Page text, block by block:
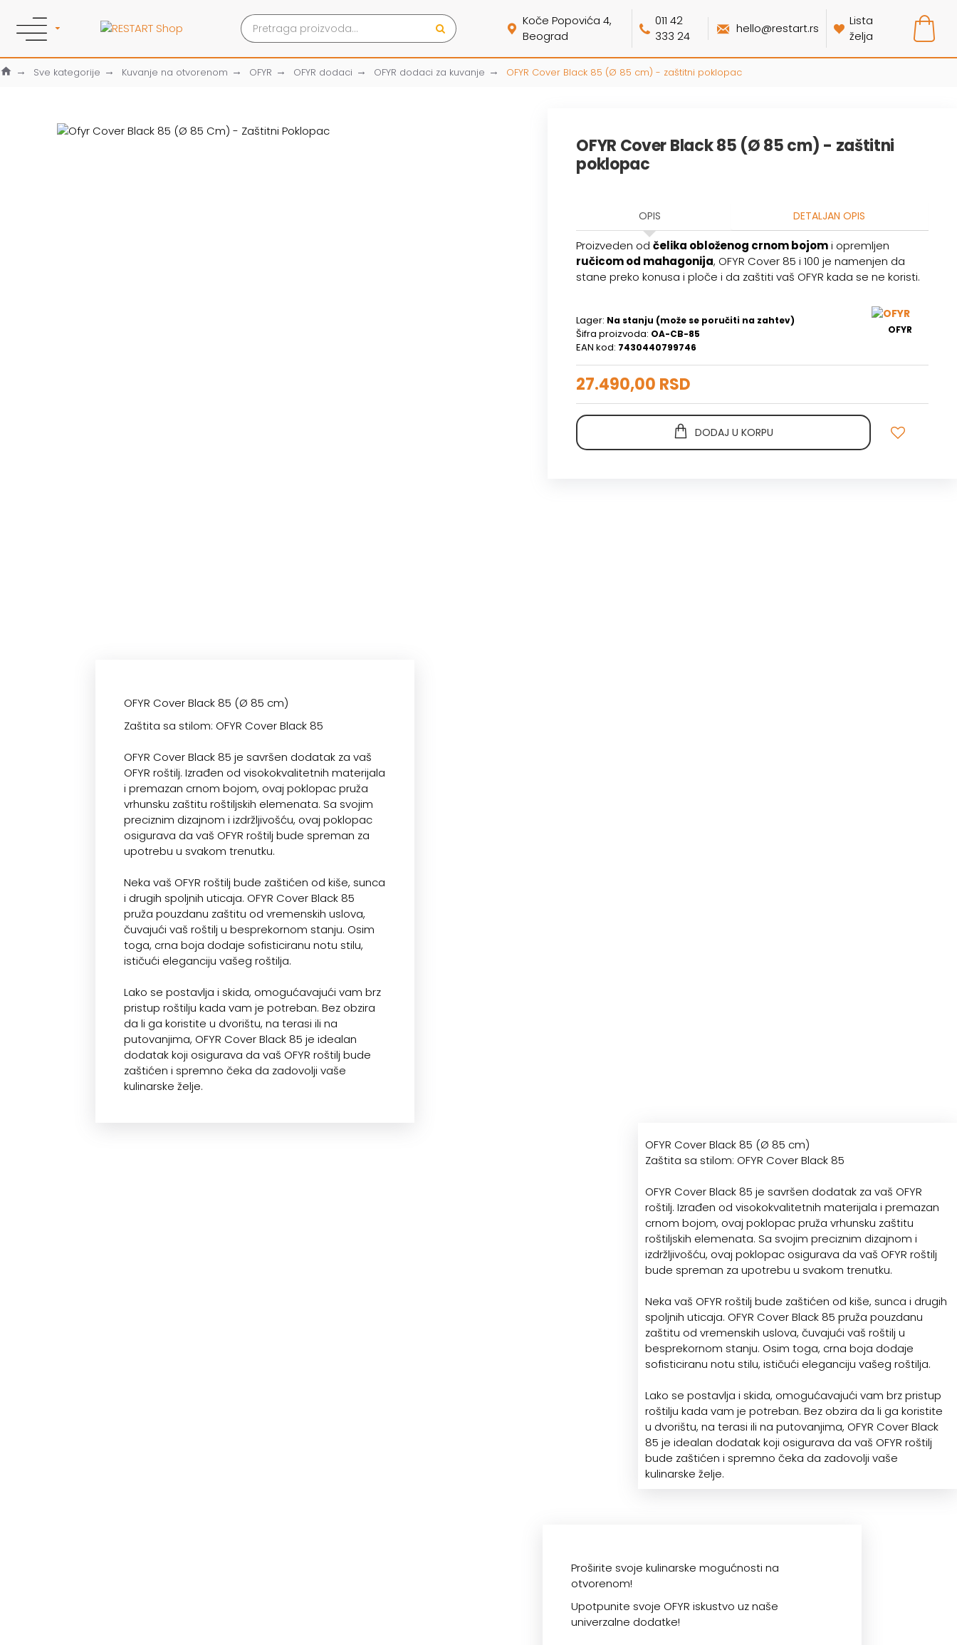
Koče Popovića 4,
Beograd
011 42
333 24
hello@restart.rs
Lista
želja
Sve kategorije Kuvanje na otvorenom OFYR OFYR dodaci OFYR dodaci za kuvanje OFYR Cover Black 85 (Ø 85 cm) - zaštitni poklopac
OFYR Cover Black 85 (Ø 85 cm) - zaštitni
poklopac
OPIS DETALJAN OPIS
Proizveden odčelika obloženog crnom bojomi opremljen
ručicom od mahagonija, OFYR Cover 85 i 100 je namenjen da
stane preko konusa i ploče i da zaštiti vaš OFYR kada se ne koristi.
Lager: Na stanju (može se poručiti na zahtev)
Šifra proizvoda: OA-CB-85
EAN kod: 7430440799746
OFYR
27.490,00 RSD
DODAJ U KORPU
OFYR Cover Black 85 (Ø 85 cm)
Zaštita sa stilom: OFYR Cover Black 85
OFYR Cover Black 85 je savršen dodatak za vaš
OFYR roštilj. Izrađen od visokokvalitetnih materijala
i premazan crnom bojom, ovaj poklopac pruža
vrhunsku zaštitu roštiljskih elemenata. Sa svojim
preciznim dizajnom i izdržljivošću, ovaj poklopac
osigurava da vaš OFYR roštilj bude spreman za
upotrebu u svakom trenutku.
Neka vaš OFYR roštilj bude zaštićen od kiše, sunca
i drugih spoljnih uticaja. OFYR Cover Black 85
pruža pouzdanu zaštitu od vremenskih uslova,
čuvajući vaš roštilj u besprekornom stanju. Osim
toga, crna boja dodaje sofisticiranu notu stilu,
ističući eleganciju vašeg roštilja.
Lako se postavlja i skida, omogućavajući vam brz
pristup roštilju kada vam je potreban. Bez obzira
da li ga koristite u dvorištu, na terasi ili na
putovanjima, OFYR Cover Black 85 je idealan
dodatak koji osigurava da vaš OFYR roštilj bude
zaštićen i spremno čeka da zadovolji vaše
kulinarske želje.
OFYR Cover Black 85 (Ø 85 cm)
Zaštita sa stilom: OFYR Cover Black 85
OFYR Cover Black 85 je savršen dodatak za vaš OFYR
roštilj. Izrađen od visokokvalitetnih materijala i premazan
crnom bojom, ovaj poklopac pruža vrhunsku zaštitu
roštiljskih elemenata. Sa svojim preciznim dizajnom i
izdržljivošću, ovaj poklopac osigurava da vaš OFYR roštilj
bude spreman za upotrebu u svakom trenutku.
Neka vaš OFYR roštilj bude zaštićen od kiše, sunca i drugih
spoljnih uticaja. OFYR Cover Black 85 pruža pouzdanu
zaštitu od vremenskih uslova, čuvajući vaš roštilj u
besprekornom stanju. Osim toga, crna boja dodaje
sofisticiranu notu stilu, ističući eleganciju vašeg roštilja.
Lako se postavlja i skida, omogućavajući vam brz pristup
roštilju kada vam je potreban. Bez obzira da li ga koristite
u dvorištu, na terasi ili na putovanjima, OFYR Cover Black
85 je idealan dodatak koji osigurava da vaš OFYR roštilj
bude zaštićen i spremno čeka da zadovolji vaše
kulinarske želje.
Proširite svoje kulinarske mogućnosti na
otvorenom!
Upotpunite svoje OFYR iskustvo uz naše
univerzalne dodatke!